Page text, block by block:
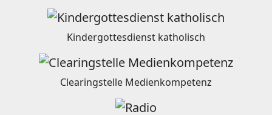
Kindergottesdienst katholisch
Clearingstelle Medienkompetenz